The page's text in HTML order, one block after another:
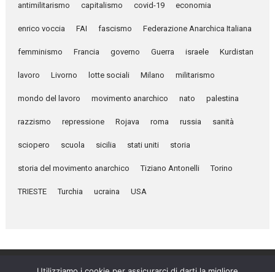
antimilitarismo capitalismo covid-19 economia
enrico voccia FAI fascismo Federazione Anarchica Italiana
femminismo Francia governo Guerra israele Kurdistan
lavoro Livorno lotte sociali Milano militarismo
mondo del lavoro movimento anarchico nato palestina
razzismo repressione Rojava roma russia sanità
sciopero scuola sicilia stati uniti storia
storia del movimento anarchico Tiziano Antonelli Torino
TRIESTE Turchia ucraina USA